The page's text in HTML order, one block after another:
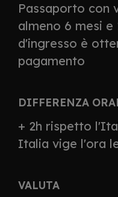
Passaporto con
almeno 6 mesi
d'ingresso è
pagamento
DIFFERENZA
+ 2h rispetto
Italia vige l'ora
VALUTA